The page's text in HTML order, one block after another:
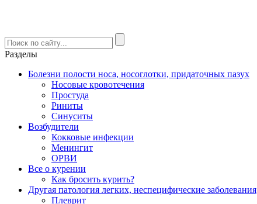
Разделы
Болезни полости носа, носоглотки, придаточных пазух
Носовые кровотечения
Простуда
Риниты
Синуситы
Возбудители
Кокковые инфекции
Менингит
ОРВИ
Все о курении
Как бросить курить?
Другая патология легких, неспецифические заболевания
Плеврит